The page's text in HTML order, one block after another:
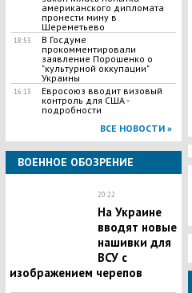
американского дипломата
пронести мину в
Шереметьево
18:53
В Госдуме
прокомментировали
заявление Порошенко о
"культурной оккупации"
Украины
16:13
​Евросоюз вводит визовый
контроль для США -
подробности
ВСЕ НОВОСТИ »
ВОЕННОЕ ОБОЗРЕНИЕ
20:22
На Украине
вводят новые
нашивки для
ВСУ с
изображением черепов